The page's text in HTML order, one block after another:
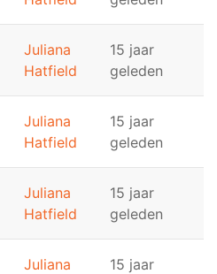
Juliana
Hatfield
15 jaar
geleden
Juliana
Hatfield
15 jaar
geleden
Juliana
Hatfield
15 jaar
geleden
Juliana
15 jaar